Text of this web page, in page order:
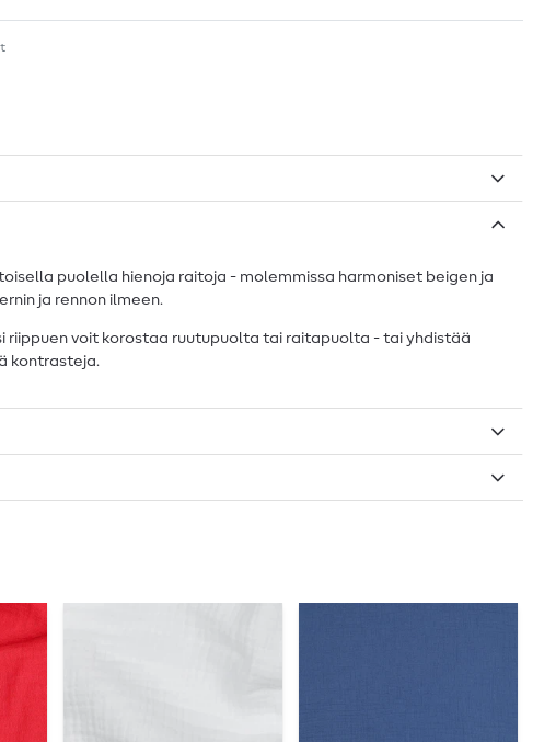
puolella hienoja raitoja - molemmissa harmoniset beigen ja
ja rennon ilmeen.
riippuen voit korostaa ruutupuolta tai raitapuolta - tai yhdistää
kontrasteja.